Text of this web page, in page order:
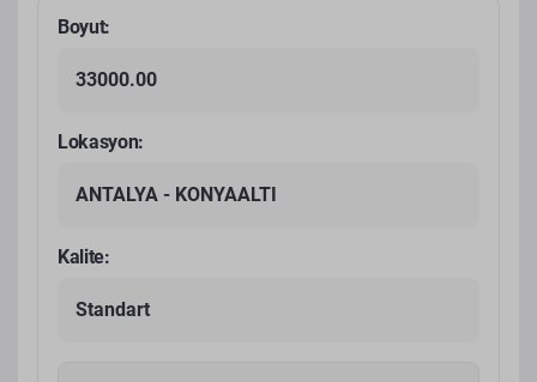
Boyut:
33000.00
Lokasyon:
ANTALYA - KONYAALTI
Kalite:
Standart